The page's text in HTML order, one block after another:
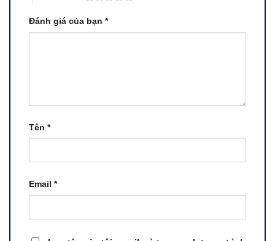
Đánh giá của bạn *
Tên *
Email *